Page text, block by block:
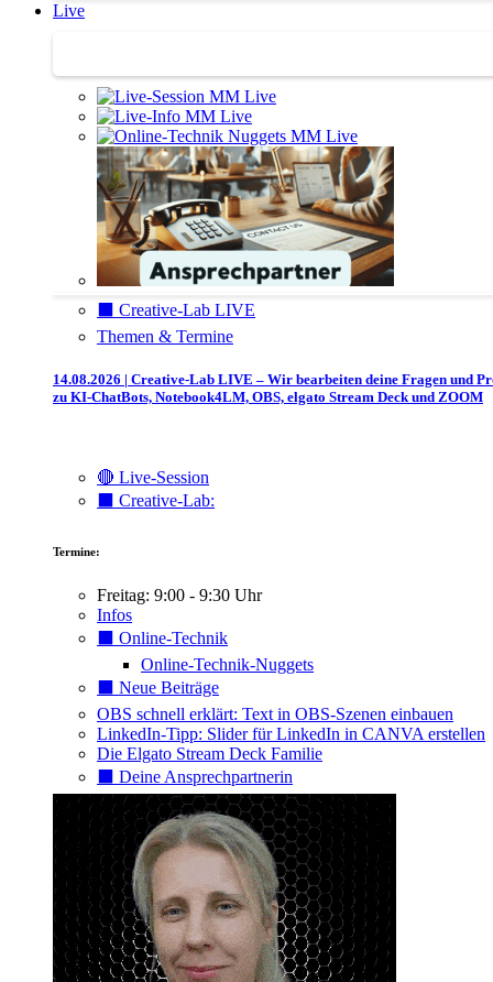
Live
⬛️ Creative-Lab LIVE
Themen & Termine
14.08.2026 | Creative-Lab LIVE – Wir bearbeiten deine Fragen und
zu KI-ChatBots, Notebook4LM, OBS, elgato Stream Deck und ZOOM
🔴 Live-Session
⬛️ Creative-Lab:
Termine:
Freitag: 9:00 - 9:30 Uhr
Infos
⬛️ Online-Technik
Online-Technik-Nuggets
⬛️ Neue Beiträge
OBS schnell erklärt: Text in OBS-Szenen einbauen
LinkedIn-Tipp: Slider für LinkedIn in CANVA erstellen
Die Elgato Stream Deck Familie
⬛️ Deine Ansprechpartnerin